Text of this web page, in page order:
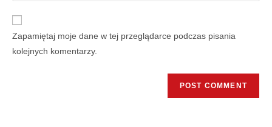
Zapamiętaj moje dane w tej przeglądarce podczas pisania
kolejnych komentarzy.